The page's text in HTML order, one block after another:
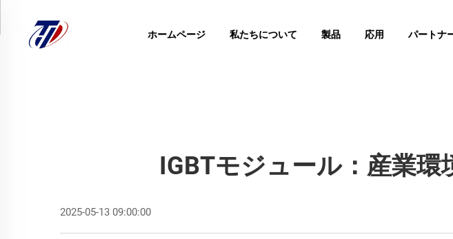
ホームページ 私たちについて 製品 応用 パートナ
IGBTモジュール：産業
2025-05-13 09:00:00